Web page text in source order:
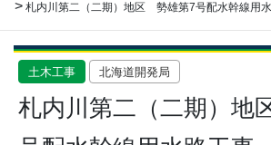
札内川第二（二期）地区 勢雄第7号配水幹線用
土木工事 北海道開発局
札内川第二（二期）